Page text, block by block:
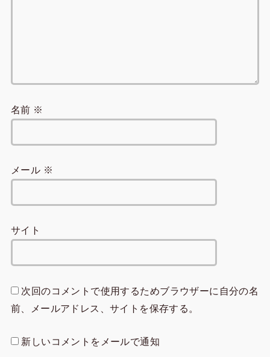
名前 ※
メール ※
サイト
次回のコメントで使用するためブラウザーに自分の名
前、メールアドレス、サイトを保存する。
新しいコメントをメールで通知